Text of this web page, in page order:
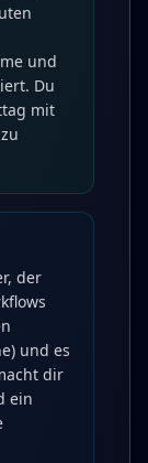
und
Du
mit
der
und es
dir
ein